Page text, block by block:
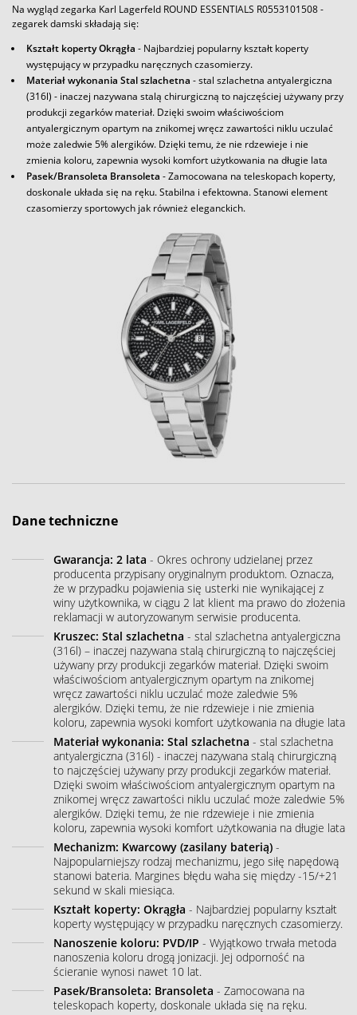
Na wygląd zegarka Karl Lagerfeld ROUND ESSENTIALS R0553101508 -
zegarek damski składają się:
Kształt koperty Okrągła - Najbardziej popularny kształt koperty
występujący w przypadku naręcznych czasomierzy.
Materiał wykonania Stal szlachetna - stal szlachetna antyalergiczna
(316l) - inaczej nazywana stalą chirurgiczną to najczęściej używany przy
produkcji zegarków materiał. Dzięki swoim właściwościom
antyalergicznym opartym na znikomej wręcz zawartości niklu uczulać
może zaledwie 5% alergików. Dzięki temu, że nie rdzewieje i nie
zmienia koloru, zapewnia wysoki komfort użytkowania na długie lata
Pasek/Bransoleta Bransoleta - Zamocowana na teleskopach koperty,
doskonale układa się na ręku. Stabilna i efektowna. Stanowi element
czasomierzy sportowych jak również eleganckich.
Dane techniczne
Gwarancja: 2 lata - Okres ochrony udzielanej przez
producenta przypisany oryginalnym produktom. Oznacza,
że w przypadku pojawienia się usterki nie wynikającej z
winy użytkownika, w ciągu 2 lat klient ma prawo do złożenia
reklamacji w autoryzowanym serwisie producenta.
Kruszec: Stal szlachetna - stal szlachetna antyalergiczna
(316l) – inaczej nazywana stalą chirurgiczną to najczęściej
używany przy produkcji zegarków materiał. Dzięki swoim
właściwościom antyalergicznym opartym na znikomej
wręcz zawartości niklu uczulać może zaledwie 5%
alergików. Dzięki temu, że nie rdzewieje i nie zmienia
koloru, zapewnia wysoki komfort użytkowania na długie lata
Materiał wykonania: Stal szlachetna - stal szlachetna
antyalergiczna (316l) - inaczej nazywana stalą chirurgiczną
to najczęściej używany przy produkcji zegarków materiał.
Dzięki swoim właściwościom antyalergicznym opartym na
znikomej wręcz zawartości niklu uczulać może zaledwie 5%
alergików. Dzięki temu, że nie rdzewieje i nie zmienia
koloru, zapewnia wysoki komfort użytkowania na długie lata
Mechanizm: Kwarcowy (zasilany baterią) -
Najpopularniejszy rodzaj mechanizmu, jego siłę napędową
stanowi bateria. Margines błędu waha się między -15/+21
sekund w skali miesiąca.
Kształt koperty: Okrągła - Najbardziej popularny kształt
koperty występujący w przypadku naręcznych czasomierzy.
Nanoszenie koloru: PVD/IP - Wyjątkowo trwała metoda
nanoszenia koloru drogą jonizacji. Jej odporność na
ścieranie wynosi nawet 10 lat.
Pasek/Bransoleta: Bransoleta - Zamocowana na
teleskopach koperty, doskonale układa się na ręku.